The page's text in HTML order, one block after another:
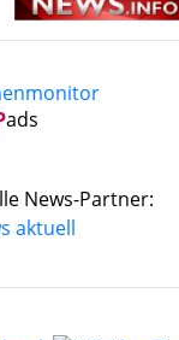
ads
News-Partner: